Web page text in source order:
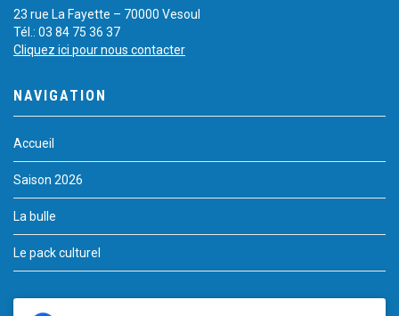
23 rue La Fayette – 70000 Vesoul
Tél.: 03 84 75 36 37
Cliquez ici pour nous contacter
NAVIGATION
Accueil
Saison 2026
La bulle
Le pack culturel